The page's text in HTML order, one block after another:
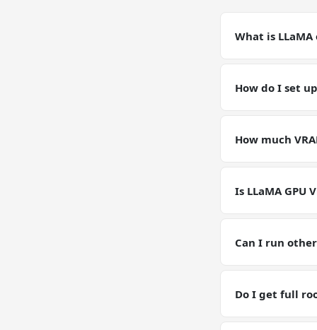
What is LLaMA
workload. Make
How do I set up
| sh && ollama
How much
LLaMA
Is LLaMA GPU
for current GPU
Can I run
RAM / storage
Do I get full